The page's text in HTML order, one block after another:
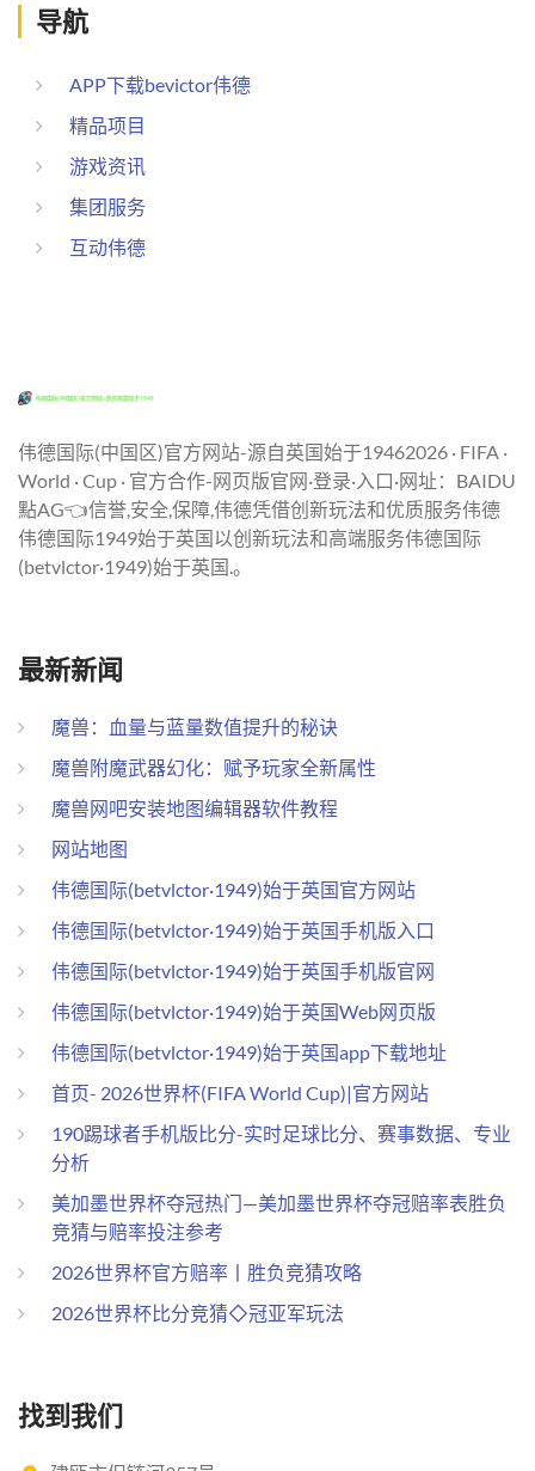
导航
APP下载bevictor伟德
精品项目
游戏资讯
集团服务
互动伟德
伟德国际(中国区)官方网站-源自英国始于19462026 · FIFA ·
World · Cup · 官方合作-网页版官网·登录·入口·网址：BAIDU
點AG👈信誉,安全,保障,伟德凭借创新玩法和优质服务伟德
伟德国际1949始于英国以创新玩法和高端服务伟德国际
(betvlctor·1949)始于英国.。
最新新闻
魔兽：血量与蓝量数值提升的秘诀
魔兽附魔武器幻化：赋予玩家全新属性
魔兽网吧安装地图编辑器软件教程
网站地图
伟德国际(betvlctor·1949)始于英国官方网站
伟德国际(betvlctor·1949)始于英国手机版入口
伟德国际(betvlctor·1949)始于英国手机版官网
伟德国际(betvlctor·1949)始于英国Web网页版
伟德国际(betvlctor·1949)始于英国app下载地址
首页- 2026世界杯(FIFA World Cup)|官方网站
190踢球者手机版比分-实时足球比分、赛事数据、专业
分析
美加墨世界杯夺冠热门—美加墨世界杯夺冠赔率表胜负
竞猜与赔率投注参考
2026世界杯官方赔率丨胜负竞猜攻略
2026世界杯比分竞猜◇冠亚军玩法
找到我们